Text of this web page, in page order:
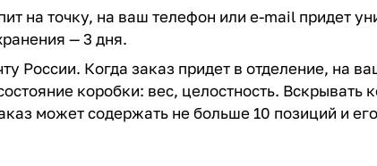
на точку, на ваш телефон или e-mail придет
— 3 дня.
России. Когда заказ придет в отделение, на
коробки: вес, целостность. Вскрывать
может содержать не больше 10 позиций и